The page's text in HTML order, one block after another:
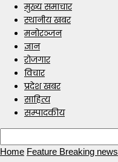
मुख्य समाचार
स्थानीय खबर
मनोरञ्जन
ज्ञान
रोजगार
विचार
प्रदेश खबर
साहित्य
सम्पादकीय
Home Feature Breaking news